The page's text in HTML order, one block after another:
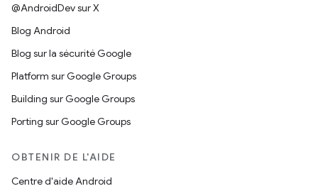
@AndroidDev sur X
Blog Android
Blog sur la sécurité Google
Platform sur Google Groups
Building sur Google Groups
Porting sur Google Groups
OBTENIR DE L'AIDE
Centre d'aide Android